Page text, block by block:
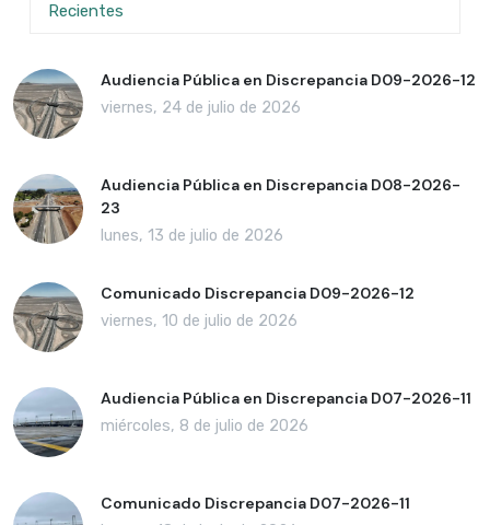
Recientes
Audiencia Pública en Discrepancia D09-2026-12
viernes, 24 de julio de 2026
Audiencia Pública en Discrepancia D08-2026-
23
lunes, 13 de julio de 2026
Comunicado Discrepancia D09-2026-12
viernes, 10 de julio de 2026
Audiencia Pública en Discrepancia D07-2026-11
miércoles, 8 de julio de 2026
Comunicado Discrepancia D07-2026-11